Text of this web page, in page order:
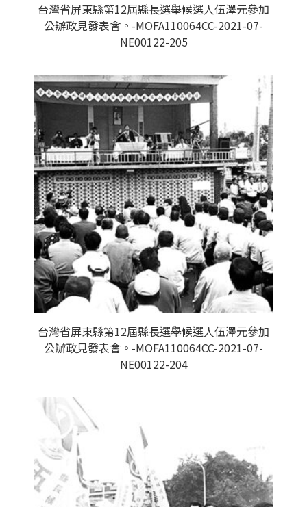
台灣省屏東縣第12屆縣長選舉候選人伍澤元參加
公辦政見發表會。-MOFA110064CC-2021-07-
NE00122-205
台灣省屏東縣第12屆縣長選舉候選人伍澤元參加
公辦政見發表會。-MOFA110064CC-2021-07-
NE00122-204